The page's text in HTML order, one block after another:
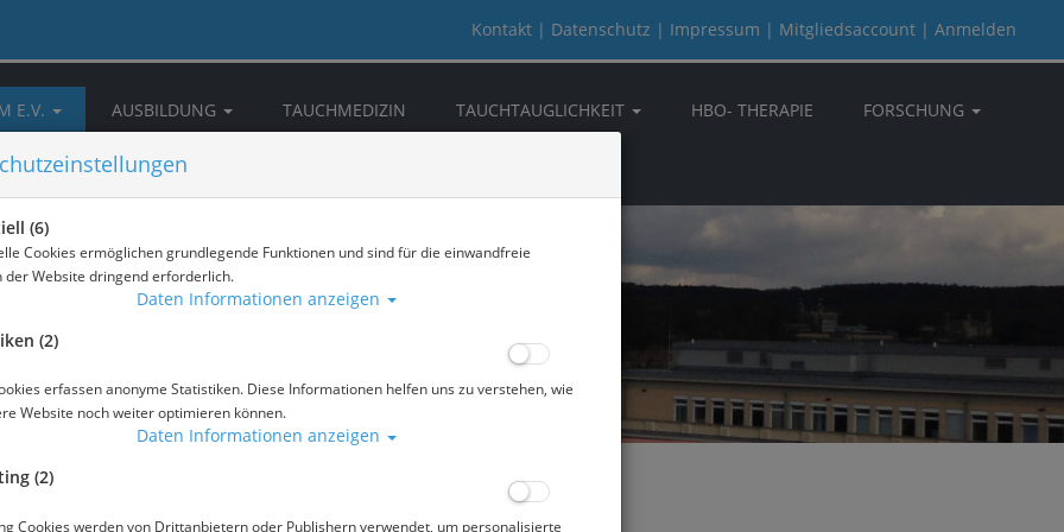
Kontakt | Datenschutz | Impressum | Mitgliedsaccount | Anmelden
E.V. AUSBILDUNG TAUCHMEDIZIN TAUCHTAUGLICHKEIT HBO- THERAPIE FORSCHUNG
DOWNLOAD & INFOS
CHRONIK
(6)
Cookies ermöglichen grundlegende Funktionen und sind für die einwandfreie
der Website dringend erforderlich.
Daten Informationen anzeigen
(2)
erfassen anonyme Statistiken. Diese Informationen helfen uns zu verstehen, wie
Website noch weiter optimieren können.
Daten Informationen anzeigen
(2)
Cookies werden von Drittanbietern oder Publishern verwendet, um personalisierte